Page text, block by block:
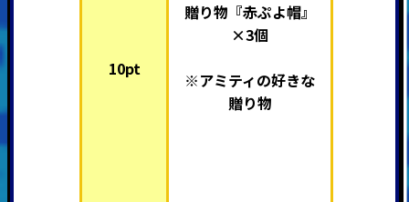
10pt
贈り物『赤ぷよ帽』
×3個
※アミティの好きな
贈り物